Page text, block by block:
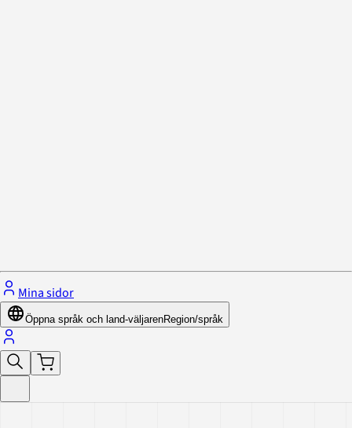
Mina sidor
Öppna språk och land-väljarenRegion/språk